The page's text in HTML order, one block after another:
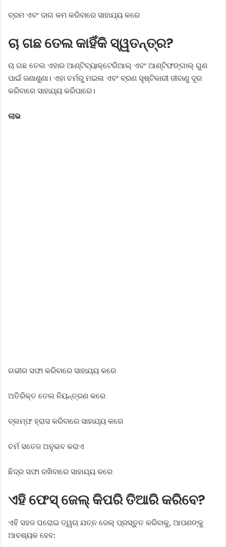
ବ୍ରମ ଏବଂ ଦାଗ କମ କରିବାରେ ସାହାଯ୍ୟ କରେ
ଚା ଗଛ ତେଲ କାହିଁକି ସ୍ୱତନ୍ତ୍ର?
ଚା ଗଛ ତେଲ ଏହାର ଆଣ୍ଟିବ୍ୟାକ୍ଟେରିଆଲ୍ ଏବଂ ଆଣ୍ଟିଫଙ୍ଗାଲ୍ ଗୁଣ
ପାଇଁ ଜଣାଶୁଣା। ଏହା ଚର୍ମରୁ ମଇଳା ଏବଂ ବ୍ରଣ ସୃଷ୍ଟିକାରୀ ଜୀବାଣୁ ଦୂର
କରିବାରେ ସାହାଯ୍ୟ କରିପାରେ।
ଲାଭ
ଗଭୀର ସଫା କରିବାରେ ସାହାଯ୍ୟ କରେ
ଅତିରିକ୍ତ ତେଲ ନିୟନ୍ତ୍ରଣ କରେ
ବ୍ଲମ୍ଫ ହ୍ରାସ କରିବାରେ ସାହାଯ୍ୟ କରେ
ଚର୍ମ ସତେଜ ଅନୁଭବ କରାଏ
ଛିଦ୍ର ସଫା ରଖିବାରେ ସାହାଯ୍ୟ କରେ
ଏହି ଫେସ୍ ଜେଲ୍ କିପରି ତିଆରି କରିବେ?
ଏହି ସହଜ ଘରୋଇ ତ୍ୱଚା ଯତ୍ନ ଜେଲ୍ ପ୍ରସ୍ତୁତ କରିବାକୁ, ଆପଣଙ୍କୁ
ଆବଶ୍ୟକ ହେବ: